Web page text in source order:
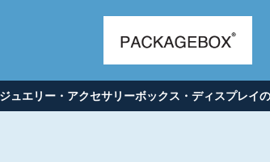
ジュエリー・アクセサリーボックス・ディスプレイ